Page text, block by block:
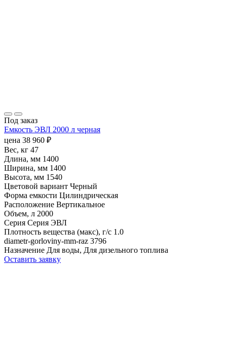
Под заказ
Емкость ЭВЛ 2000 л черная
цена 38 960 ₽
Вес, кг 47
Длина, мм 1400
Ширина, мм 1400
Высота, мм 1540
Цветовой вариант Черный
Форма емкости Цилиндрическая
Расположение Вертикальное
Объем, л 2000
Серия Серия ЭВЛ
Плотность вещества (макс), г/с 1.0
diametr-gorloviny-mm-raz 3796
Назначение Для воды, Для дизельного топлива
Оставить заявку